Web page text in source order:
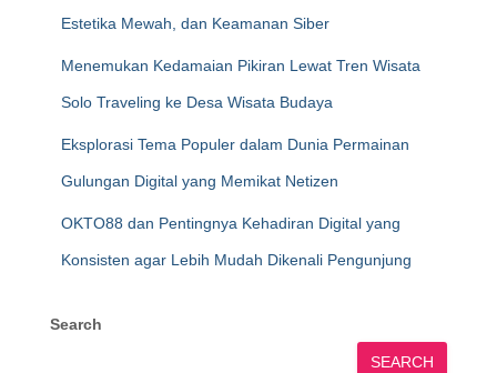
Estetika Mewah, dan Keamanan Siber
Menemukan Kedamaian Pikiran Lewat Tren Wisata
Solo Traveling ke Desa Wisata Budaya
Eksplorasi Tema Populer dalam Dunia Permainan
Gulungan Digital yang Memikat Netizen
OKTO88 dan Pentingnya Kehadiran Digital yang
Konsisten agar Lebih Mudah Dikenali Pengunjung
Search
SEARCH